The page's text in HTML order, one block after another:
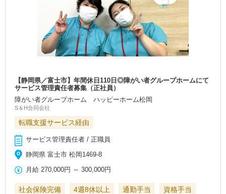
【静岡県／富士市】年間休日110日◎障がい者グループホームにて
サービス管理責任者募集（正社員）
障がい者グループホーム ハッピーホーム松岡
S＆H合同会社
転職支援サービス経由
サービス管理責任者 / 正職員
静岡県 富士市 松岡1469-8
月給 270,000円 ～300,000円
社会保険完備 4週8休以上 通勤手当
資格手当